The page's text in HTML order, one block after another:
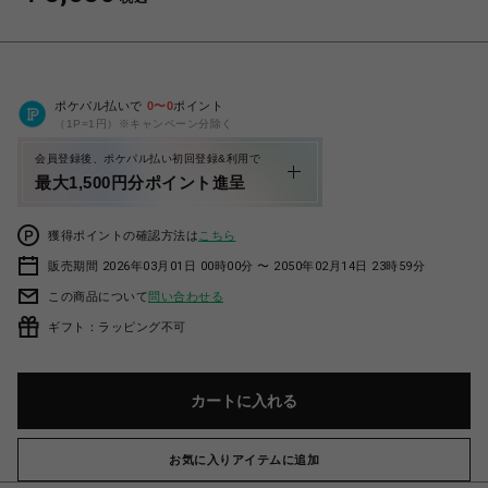
ポケパル払いで 0〜0ポイント
（1P=1円）※キャンペーン分除く
会員登録後、ポケパル払い初回登録&利用で
最大1,500円分ポイント進呈
獲得ポイントの確認方法は こちら
販売期間 2026年03月01日 00時00分 〜 2050年02月14日 23時59分
この商品について問い合わせる
ギフト：ラッピング不可
カートに入れる
お気に入りアイテムに追加